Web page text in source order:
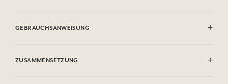
GEBRAUCHSANWEISUNG
ZUSAMMENSETZUNG